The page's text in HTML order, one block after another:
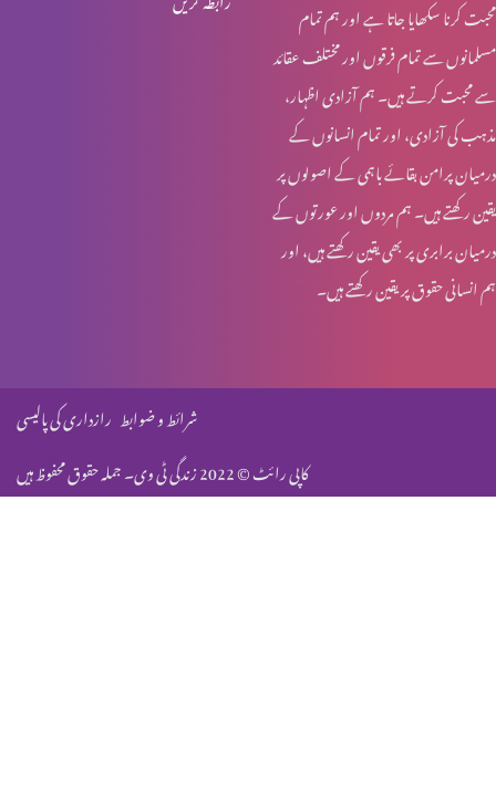
تجسمِ نورِ جہاں
ایمانویل: خدا ہمارے ساتھ
عیدِ میلادِ مسیح: مبارکباد
عیدِ میلادِ مسیح: مبارکباد
محبت کرنا سکھایا جاتا ہے اور ہم تمام
مسلمانوں سے تمام فرقوں اور مختلف عقائد
سے محبت کرتے ہیں۔ ہم آزادی اظہار،
مذہب کی آزادی، اور تمام انسانوں کے
درمیان پرامن بقائے باہمی کے اصولوں پر
یقین رکھتے ہیں۔ ہم مردوں اور عورتوں کے
درمیان برابری پر بھی یقین رکھتے ہیں، اور
ہم انسانی حقوق پر یقین رکھتے ہیں۔
کاپی رائٹ © 2022 زندگی ٹی وی۔ جملہ حقوق محفوظ ہیں
شرائط و ضوابط رازداری کی پالیسی